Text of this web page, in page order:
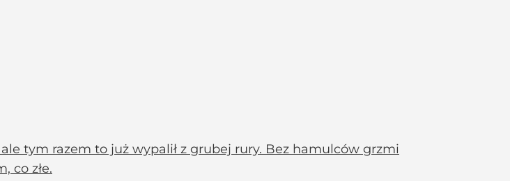
tym razem to już wypalił z grubej rury. Bez hamulców grzmi
co złe.